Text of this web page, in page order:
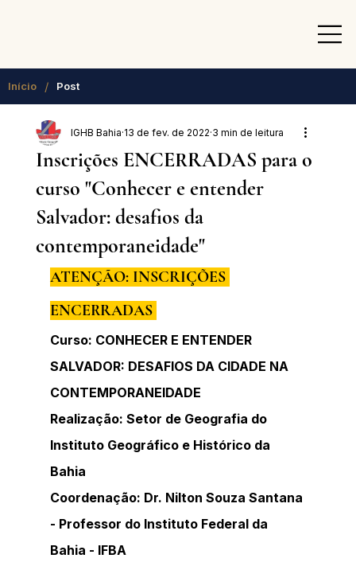
Início / Post
Inscrições ENCERRADAS para o
curso "Conhecer e entender
Salvador: desafios da
contemporaneidade"
IGHB Bahia 13 de fev. de 2022 3 min de leitura
ATENÇÃO: INSCRIÇÕES
ENCERRADAS
Curso: CONHECER E ENTENDER
SALVADOR: DESAFIOS DA CIDADE NA
CONTEMPORANEIDADE
Realização: Setor de Geografia do
Instituto Geográfico e Histórico da
Bahia
Coordenação: Dr. Nilton Souza Santana
- Professor do Instituto Federal da
Bahia - IFBA